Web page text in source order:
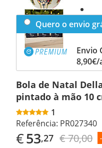
Quero o envio
Envio
8,90€/
Bola de Natal
pintado à mão 10
1
Referência: PR027340
€53,27 € 70,00